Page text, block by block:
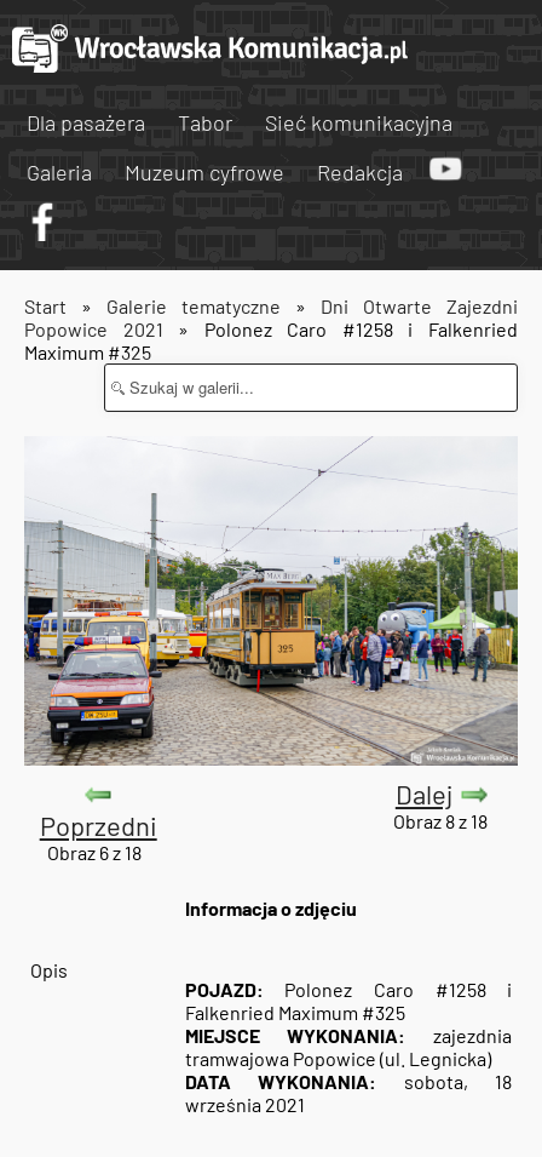
Dla pasażera Tabor
Sieć komunikacyjna
Galeria
Muzeum cyfrowe Redakcja
Start » Galerie tematyczne » Dni Otwarte Zajezdni
Popowice 2021 » Polonez Caro #1258 i Falkenried
Maximum #325
Poprzedni
Obraz 6 z 18
Dalej
Obraz 8 z 18
Informacja o zdjęciu
Opis
POJAZD: Polonez Caro #1258 i
Falkenried Maximum #325
MIEJSCE WYKONANIA:
zajezdnia
tramwajowa Popowice (ul. Legnicka)
DATA WYKONANIA:
sobota, 18
września 2021